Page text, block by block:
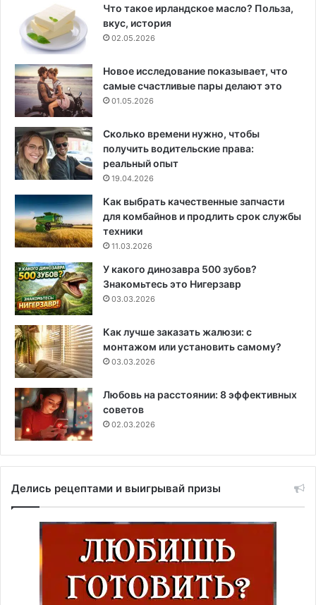
Что такое ирландское масло? Польза,
вкус, история
02.05.2026
Новое исследование показывает, что
самые счастливые пары делают это
01.05.2026
Сколько времени нужно, чтобы
получить водительские права:
реальный опыт
19.04.2026
Как выбрать качественные запчасти
для комбайнов и продлить срок службы
техники
11.03.2026
У какого динозавра 500 зубов?
Знакомьтесь это Нигерзавр
03.03.2026
Как лучше заказать жалюзи: с
монтажом или установить самому?
03.03.2026
Любовь на расстоянии: 8 эффективных
советов
02.03.2026
Делись рецептами и выигрывай призы